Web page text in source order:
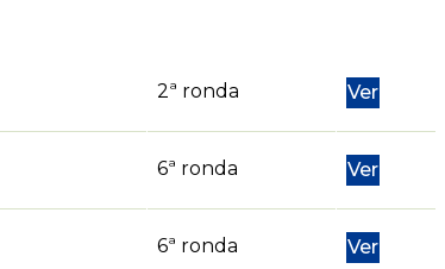
2ª ronda Ver
6ª ronda Ver
6ª ronda Ver